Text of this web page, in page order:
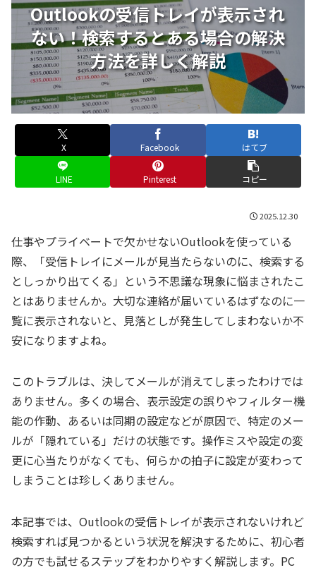
Outlookの受信トレイが表示され
ない！検索するとある場合の解決
方法を詳しく解説
X Facebook はてブ
LINE Pinterest コピー
2025.12.30
仕事やプライベートで欠かせないOutlookを使っている
際、「受信トレイにメールが見当たらないのに、検索する
としっかり出てくる」という不思議な現象に悩まされたこ
とはありませんか。大切な連絡が届いているはずなのに一
覧に表示されないと、見落としが発生してしまわないか不
安になりますよね。
このトラブルは、決してメールが消えてしまったわけでは
ありません。多くの場合、表示設定の誤りやフィルター機
能の作動、あるいは同期の設定などが原因で、特定のメー
ルが「隠れている」だけの状態です。操作ミスや設定の変
更に心当たりがなくても、何らかの拍子に設定が変わって
しまうことは珍しくありません。
本記事では、Outlookの受信トレイが表示されないけれど
検索すれば見つかるという状況を解決するために、初心者
の方でも試せるステップをわかりやすく解説します。PC